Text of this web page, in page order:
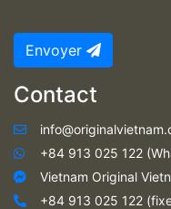
Envoyer
Contact
+84 913 025 122
Vietnam Original
+84 913 025 122